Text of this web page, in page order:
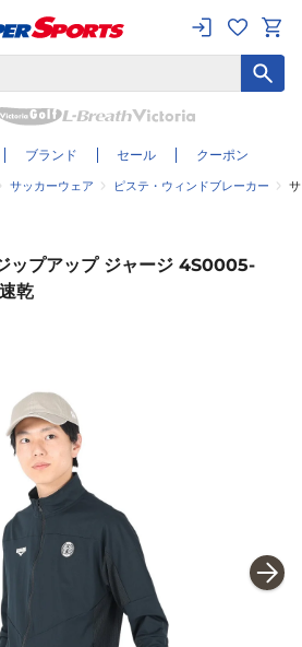
ブランド セール クーポン
サッカーウェア ピステ・ウィンドブレーカー
ップアップ ジャージ 4S0005-
乾